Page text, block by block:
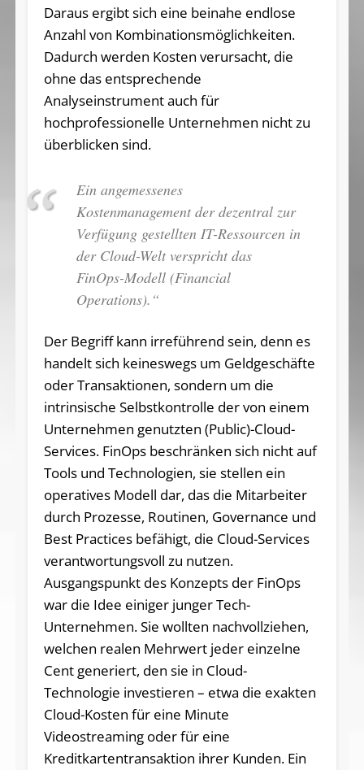
Daraus ergibt sich eine beinahe endlose
Anzahl von Kombinationsmöglichkeiten.
Dadurch werden Kosten verursacht, die
ohne das entsprechende
Analyseinstrument auch für
hochprofessionelle Unternehmen nicht zu
überblicken sind.
Ein angemessenes
Kostenmanagement der dezentral zur
Verfügung gestellten IT-Ressourcen in
der Cloud-Welt verspricht das
FinOps-Modell (Financial
Operations).“
Der Begriff kann irreführend sein, denn es
handelt sich keineswegs um Geldgeschäfte
oder Transaktionen, sondern um die
intrinsische Selbstkontrolle der von einem
Unternehmen genutzten (Public)-Cloud-
Services. FinOps beschränken sich nicht auf
Tools und Technologien, sie stellen ein
operatives Modell dar, das die Mitarbeiter
durch Prozesse, Routinen, Governance und
Best Practices befähigt, die Cloud-Services
verantwortungsvoll zu nutzen.
Ausgangspunkt des Konzepts der FinOps
war die Idee einiger junger Tech-
Unternehmen. Sie wollten nachvollziehen,
welchen realen Mehrwert jeder einzelne
Cent generiert, den sie in Cloud-
Technologie investieren – etwa die exakten
Cloud-Kosten für eine Minute
Videostreaming oder für eine
Kreditkartentransaktion ihrer Kunden. Ein